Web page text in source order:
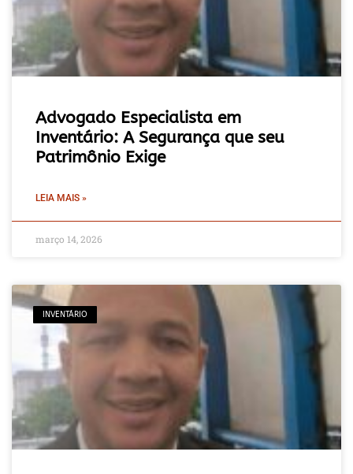
Advogado Especialista em
Inventário: A Segurança que seu
Patrimônio Exige
LEIA MAIS »
março 14, 2026
INVENTÁRIO